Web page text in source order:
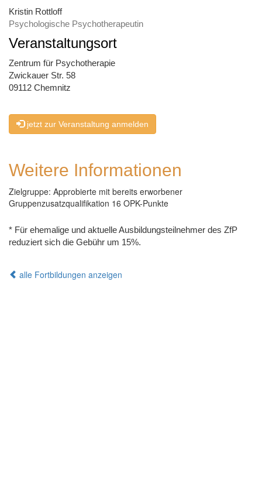
Kristin Rottloff
Psychologische Psychotherapeutin
Veranstaltungsort
Zentrum für Psychotherapie
Zwickauer Str. 58
09112 Chemnitz
jetzt zur Veranstaltung anmelden
Weitere Informationen
Zielgruppe: Approbierte mit bereits erworbener
Gruppenzusatzqualifikation 16 OPK-Punkte
* Für ehemalige und aktuelle Ausbildungsteilnehmer des ZfP
reduziert sich die Gebühr um 15%.
alle Fortbildungen anzeigen